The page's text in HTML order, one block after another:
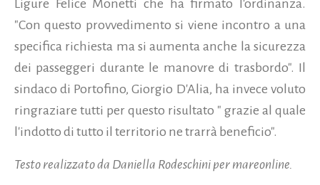
Ligure Felice Monetti che ha firmato l'ordinanza.
"Con questo provvedimento si viene incontro a una
specifica richiesta ma si aumenta anche la sicurezza
dei passeggeri durante le manovre di trasbordo". Il
sindaco di Portofino, Giorgio D'Alia, ha invece voluto
ringraziare tutti per questo risultato " grazie al quale
l'indotto di tutto il territorio ne trarrà beneficio".
Testo realizzato da Daniella Rodeschini per mareonline.